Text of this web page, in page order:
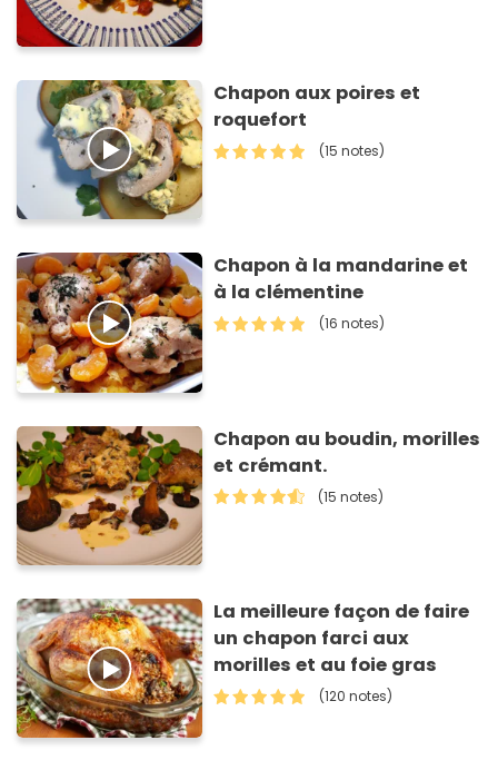
Chapon aux poires et
roquefort
(15 notes)
Chapon à la mandarine et
à la clémentine
(16 notes)
Chapon au boudin, morilles
et crémant.
(15 notes)
La meilleure façon de faire
un chapon farci aux
morilles et au foie gras
(120 notes)